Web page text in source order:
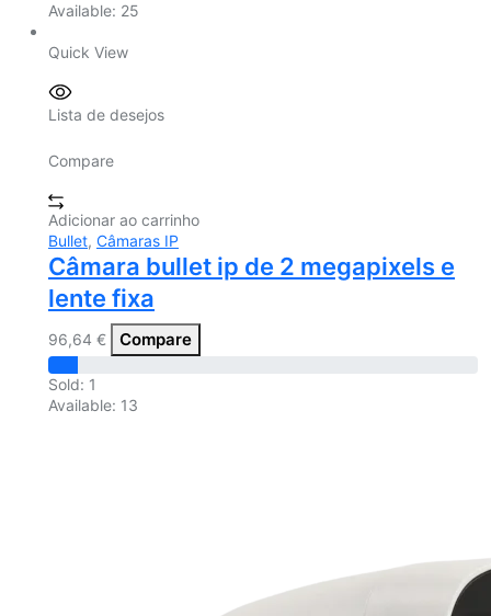
Available: 25
Quick View
Lista de desejos
Compare
Adicionar ao carrinho
Bullet, Câmaras IP
Câmara bullet ip de 2 megapixels e
lente fixa
96,64 € Compare
Sold: 1
Available: 13